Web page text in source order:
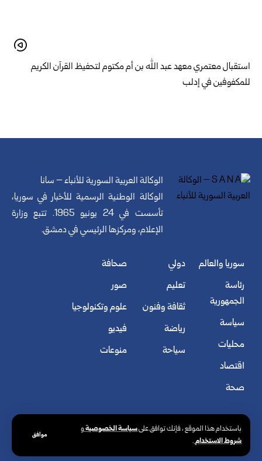
باستخدام هذا الموقع ، فإنك توافق علىسياسة الخصوصيةو
شروط الاستخدام.
موافق
استقبال معتمري معهد عبد الله بن أم مكتوم لتحفيظ القرآن الكريم
للمكفوفين في إدلب
الوكالة العربية السورية للأنباء – سانا
الوكالة الوطنية الرسمية للأخبار في سوريا،
تأسست في 24 يونيو 1965. تتبع وزارة
الإعلام، ومركزها الرئيسي في دمشق.
سوريا والعالم
رئاسة
الجمهورية
سياسة
محليات
اقتصاد
صحة
دولي
تعليم
ثقافة وفنون
رياضة
سياحة
صحافة
صور
علوم وتكنولوجيا
فيديو
منوعات
© الوكالة العربية السورية للأنباء. كافة الحقوق محفوظة.